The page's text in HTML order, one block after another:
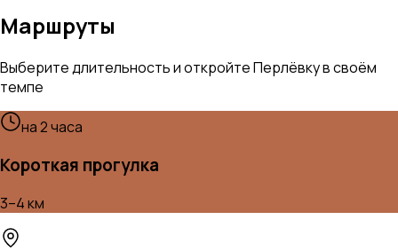
Маршруты
Выберите длительность и откройте Перлёвку в своём
темпе
на 2 часа
Короткая прогулка
3–4 км